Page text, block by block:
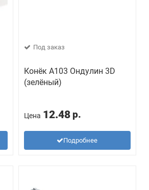
Под заказ
Конёк А103 Ондулин 3D
(зелёный)
Цена 12.48 р.
Подробнее